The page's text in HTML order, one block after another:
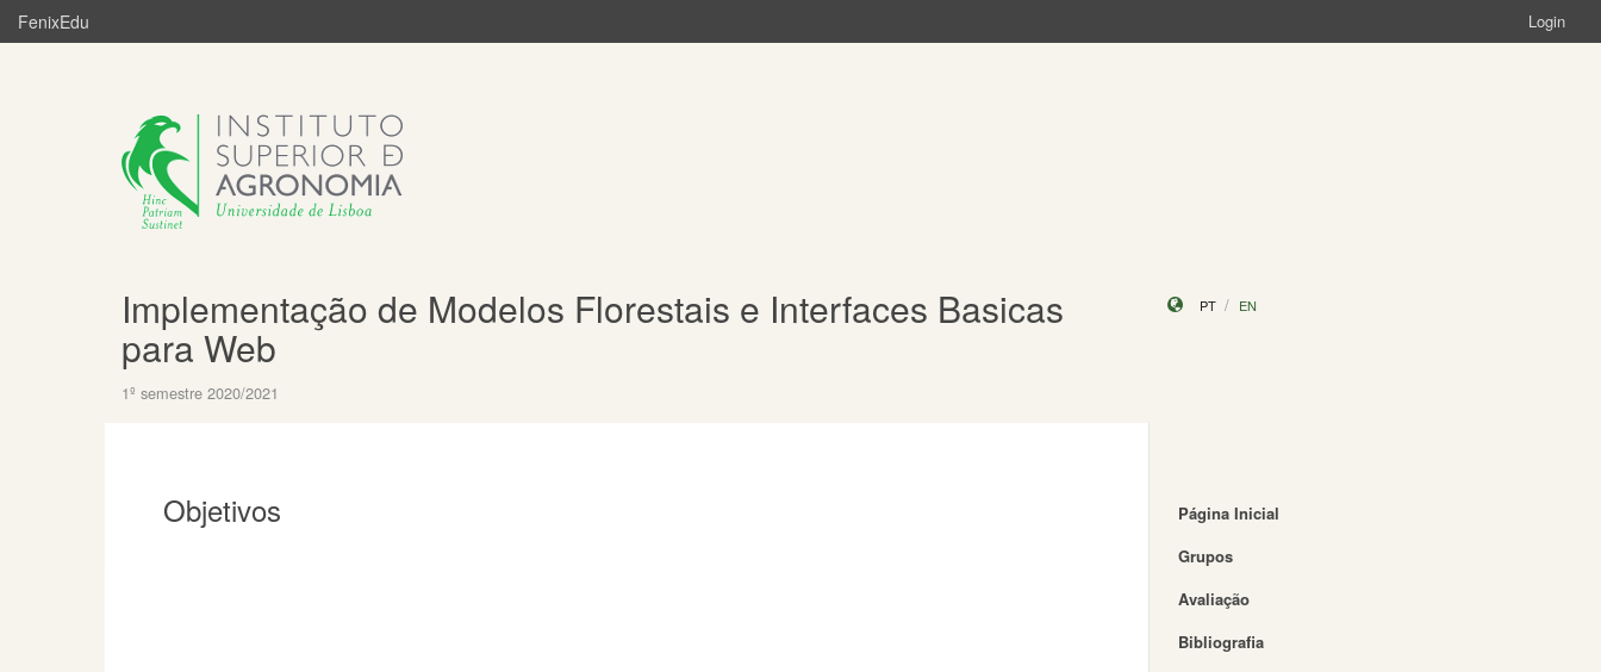
FenixEdu Login
Implementação de Modelos Florestais e Interfaces Basicas
para Web
1º semestre 2020/2021
PT EN
Objetivos
Página Inicial
Grupos
Avaliação
Bibliografia